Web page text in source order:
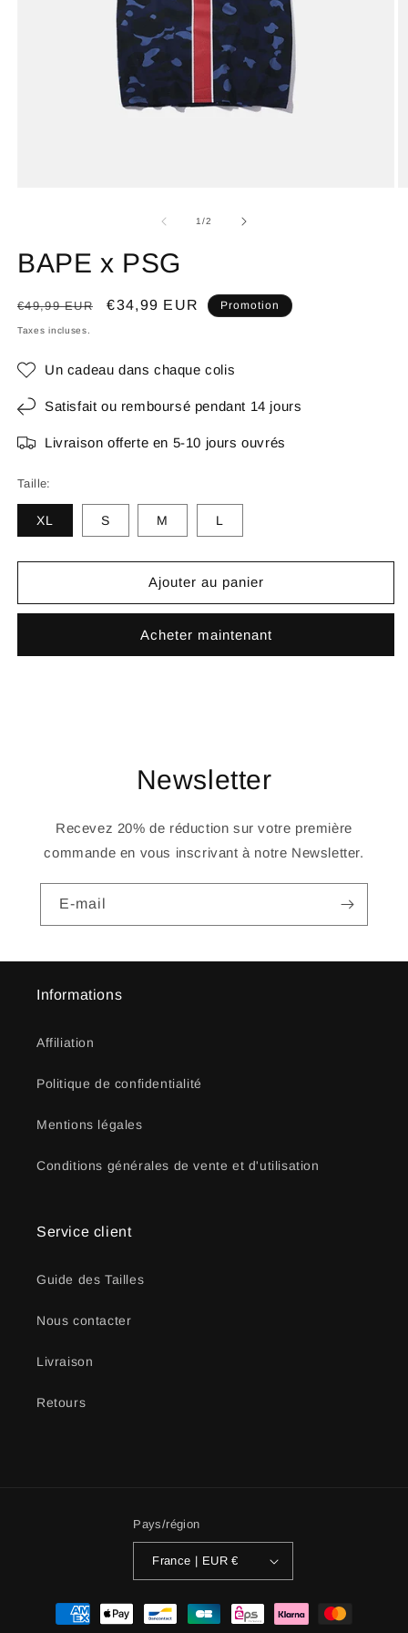
1/de
2
BAPE x PSG
Prix
habituel
€49,99 EUR
Prix
€34,99 EUR Promotion
Taxes incluses.
Un cadeau dans chaque colis
Satisfait ou remboursé pendant 14 jours
Livraison offerte en 5-10 jours ouvrés
Taille:
XL S M L
Ajouter au panier
Acheter maintenant
Newsletter
Recevez 20% de réduction sur votre première
commande en vous inscrivant à notre Newsletter.
E-mail
Informations
Affiliation
Politique de confidentialité
Mentions légales
Conditions générales de vente et d'utilisation
Service client
Guide des Tailles
Nous contacter
Livraison
Retours
Pays/région
France | EUR €
Moyens